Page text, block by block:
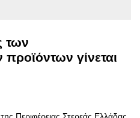
των
προϊόντων γίνεται